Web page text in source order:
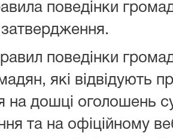
поведінки
поведінки
які відвідують
на дошці оголошень
та на офіційному